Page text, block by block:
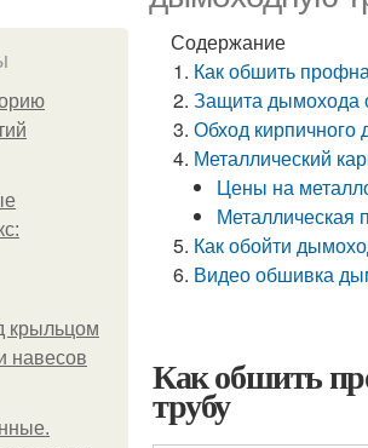
крыльцом
навесов
Содержание
Как обшить
Защита дымохода
Обход
Металлический
Цены на
Металлическая
Как обойти
Видео обшивка
Как обшить
трубу